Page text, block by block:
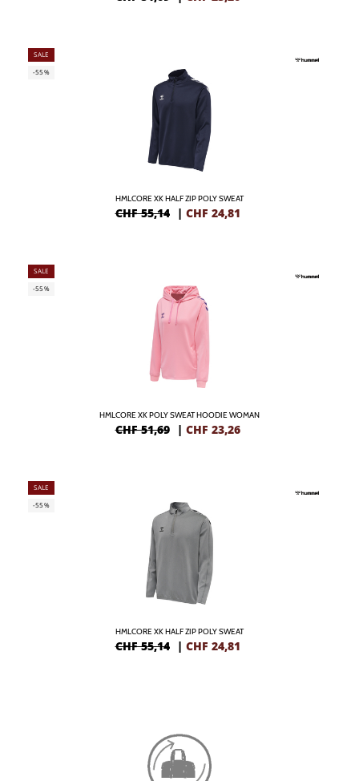
SALE
-55%
HMLCORE XK HALF ZIP POLY SWEAT
CHF 55,14 | CHF 24,81
SALE
-55%
HMLCORE XK POLY SWEAT HOODIE WOMAN
CHF 51,69 | CHF 23,26
SALE
-55%
HMLCORE XK HALF ZIP POLY SWEAT
CHF 55,14 | CHF 24,81